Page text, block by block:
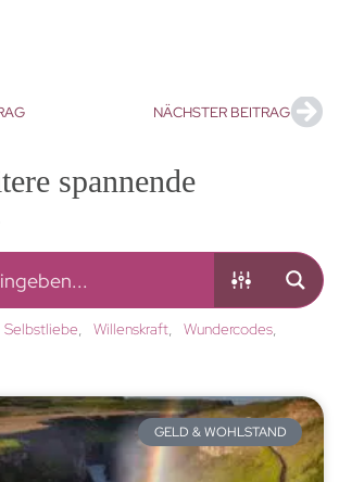
NÄCHSTER BEITRAG
spannende
Selbstliebe Willenskraft
Wundercodes
GELD & WOHLSTAND